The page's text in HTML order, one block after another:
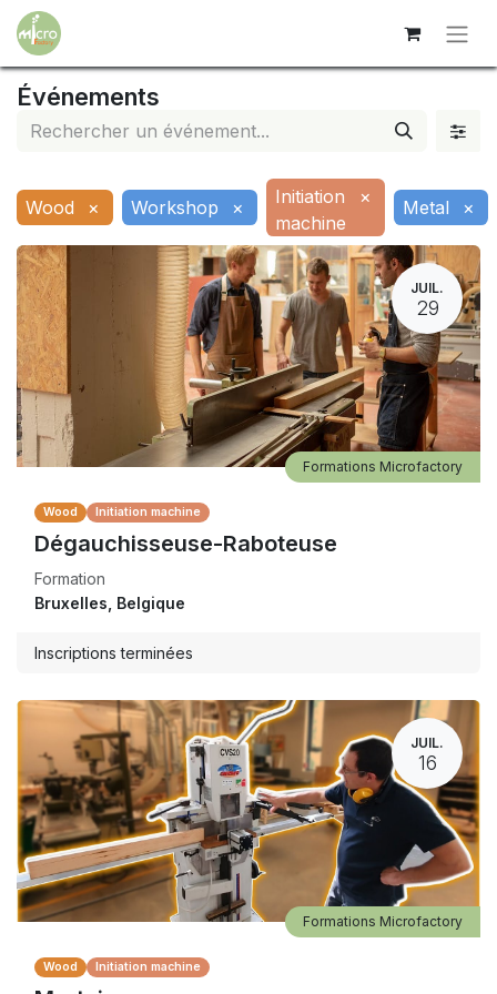
Événements
Wood × Workshop ×
Initiation
machine
× Metal ×
JUIL.
29
Wood Initiation machine
Dégauchisseuse-Raboteuse
Formation
Formations Microfactory
Bruxelles Belgique
Inscriptions terminées
JUIL.
16
Wood Initiation machine
Formations Microfactory